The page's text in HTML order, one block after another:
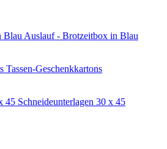
Auslauf - Brotzeitbox in Blau
Tassen-Geschenkkartons
Schneideunterlagen 30 x 45